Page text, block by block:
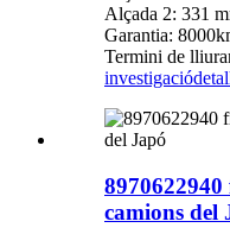
Alçada 2: 331
Garantia:
Termini de
investigació
camions del